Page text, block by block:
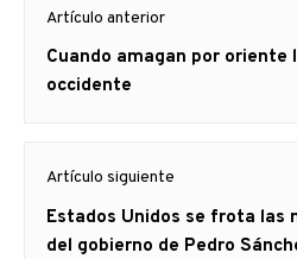
de
entradas
Artículo anterior
Artículo
anterior
Cuando amagan por oriente
occidente
Artículo siguiente
Artículo
siguiente:
Estados Unidos se frota las
del gobierno de Pedro